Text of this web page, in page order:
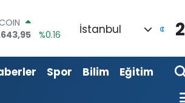
%0
%-0.08
İstanbul
Spor Bilim Eğitim